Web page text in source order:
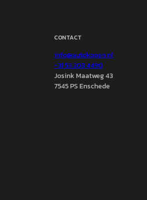
CONTACT
info@autokopen.nl
+31 53 208 4490
Josink Maatweg 43
7545 PS Enschede